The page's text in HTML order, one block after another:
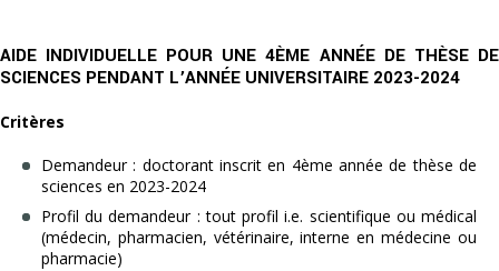
AIDE INDIVIDUELLE POUR UNE 4ÈME ANNÉE DE THÈSE DE
SCIENCES PENDANT L’ANNÉE UNIVERSITAIRE 2023-2024
Critères
Demandeur : doctorant inscrit en 4ème année de thèse de
sciences en 2023-2024
Profil du demandeur : tout profil i.e. scientifique ou médical
(médecin, pharmacien, vétérinaire, interne en médecine ou
pharmacie)